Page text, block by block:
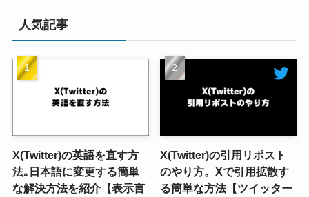
ー
人気記事
X(Twitter)の英語を直す方
法｡日本語に変更する簡単
な解決方法を紹介【表示言
X(Twitter)の引用リポスト
のやり方。Xで引用拡散す
る簡単な方法【ツイッター